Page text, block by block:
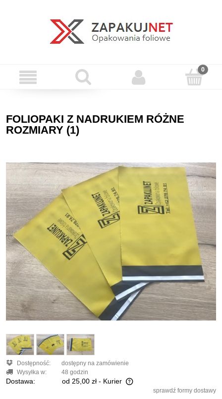
FOLIOPAKI Z NADRUKIEM RÓŻNE
ROZMIARY (1)
Dostępność:
dostępny na zamówienie
Wysyłka w:
48 godzin
Dostawa: od 25,00 zł - Kurier
Cena nie zawiera ewentualnych kosztów płatnościsprawdź formy dostawy